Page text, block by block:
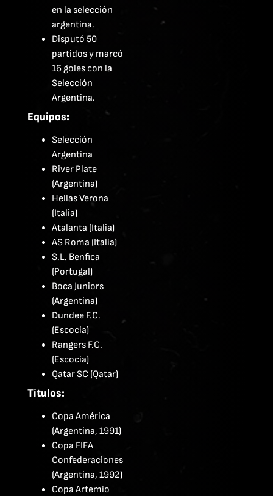
en la selección
argentina.
Disputó 50
partidos y marcó
16 goles con la
Selección
Argentina.
Equipos:
Selección
Argentina
River Plate
(Argentina)
Hellas Verona
(Italia)
Atalanta (Italia)
AS Roma (Italia)
S.L. Benfica
(Portugal)
Boca Juniors
(Argentina)
Dundee F.C.
(Escocia)
Rangers F.C.
(Escocia)
Qatar SC (Qatar)
Títulos:
Copa América
(Argentina, 1991)
Copa FIFA
Confederaciones
(Argentina, 1992)
Copa Artemio